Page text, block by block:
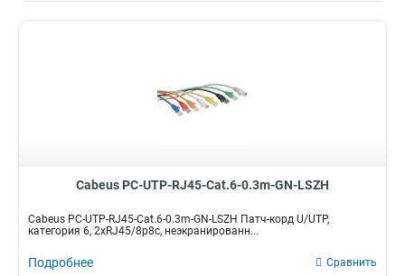
Cabeus PC-UTP-RJ45-Cat.6-0.3m-GN-LSZH
Cabeus PC-UTP-RJ45-Cat.6-0.3m-GN-LSZH Патч-корд U/UTP,
категория 6, 2xRJ45/8p8c, неэкранированн...
Подробнее Сравнить